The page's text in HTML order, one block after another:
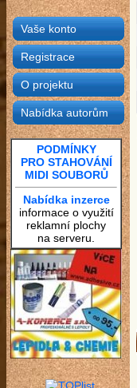
Vaše konto
Registrace
O projektu
Nabídka autorům
PODMÍNKY
PRO STAHOVÁNÍ
MIDI SOUBORŮ
Nabídka inzerce
informace o využití
reklamní plochy
na serveru.